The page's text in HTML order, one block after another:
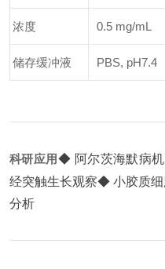
浓度 0.5 mg/mL
储存缓冲液 PBS, pH7.4
科研应用◆ 阿尔茨海默病
经突触生长观察◆ 小胶质细
分析